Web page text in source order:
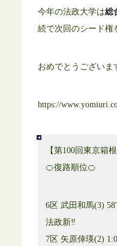
今年の法政大学は総
続で次回のシード権
おめでとうございま
https://
【第100回東京箱
🍊復路順位🍊
6区 武田和馬(3)
法政新‼️
7区 矢原倖瑛(2)